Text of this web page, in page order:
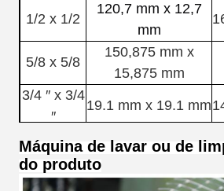
1/2 x 1/2
120,7 mm x 12,7
mm
5/8 x 5/8
150,875 mm x
15,875 mm
3/4 ′′ x 3/4
′′
19.1 mm x 19.1 mm
1 "x 1/2"
250,4 mm x 12,7
"x 1" 25.4mmX25.4mm
Máquina de lavar ou de
do produto